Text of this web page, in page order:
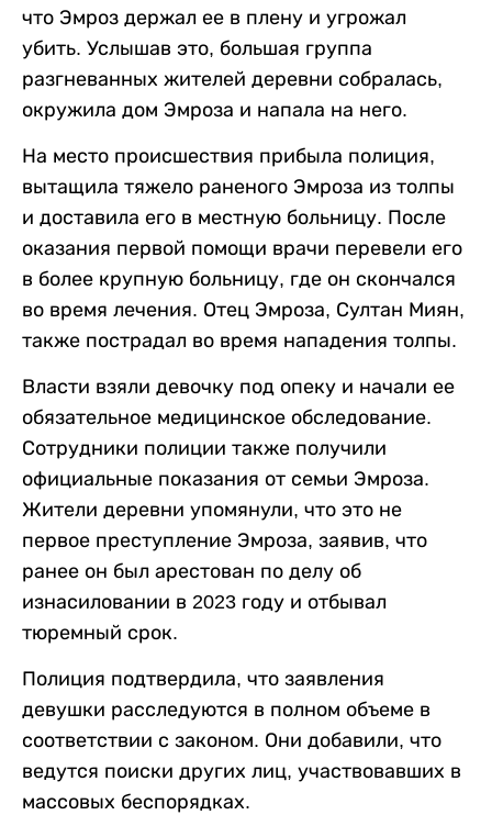
что Эмроз держал ее в плену и угрожал
убить. Услышав это, большая группа
разгневанных жителей деревни собралась,
окружила дом Эмроза и напала на него.
На место происшествия прибыла полиция,
вытащила тяжело раненого Эмроза из толпы
и доставила его в местную больницу. После
оказания первой помощи врачи перевели его
в более крупную больницу, где он скончался
во время лечения. Отец Эмроза, Султан Миян,
также пострадал во время нападения толпы.
Власти взяли девочку под опеку и начали ее
обязательное медицинское обследование.
Сотрудники полиции также получили
официальные показания от семьи Эмроза.
Жители деревни упомянули, что это не
первое преступление Эмроза, заявив, что
ранее он был арестован по делу об
изнасиловании в 2023 году и отбывал
тюремный срок.
Полиция подтвердила, что заявления
девушки расследуются в полном объеме в
соответствии с законом. Они добавили, что
ведутся поиски других лиц, участвовавших в
массовых беспорядках.